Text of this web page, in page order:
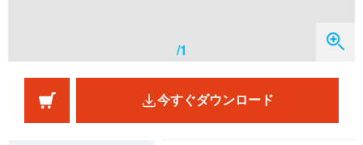
/1
今すぐダウンロード